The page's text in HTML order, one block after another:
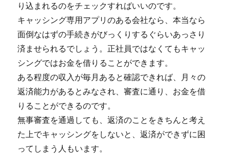
り込まれるのをチェックすればいいのです。
キャッシング専用アプリのある会社なら、本当なら
面倒なはずの手続きがびっくりするぐらいあっさり
済ませられるでしょう。正社員ではなくてもキャッ
シングではお金を借りることができます。
ある程度の収入が毎月あると確認できれば、月々の
返済能力があるとみなされ、審査に通り、お金を借
りることができるのです。
無事審査を通過しても、返済のことをきちんと考え
た上でキャッシングをしないと、返済ができずに困
ってしまう人もいます。